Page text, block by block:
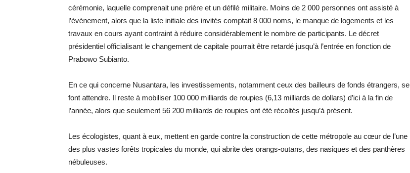
cérémonie, laquelle comprenait une prière et un défilé militaire. Moins de 2 000 personnes ont assisté à
l’événement, alors que la liste initiale des invités comptait 8 000 noms, le manque de logements et les
travaux en cours ayant contraint à réduire considérablement le nombre de participants. Le décret
présidentiel officialisant le changement de capitale pourrait être retardé jusqu’à l’entrée en fonction de
Prabowo Subianto.
En ce qui concerne Nusantara, les investissements, notamment ceux des bailleurs de fonds étrangers, se
font attendre. Il reste à mobiliser 100 000 milliards de roupies (6,13 milliards de dollars) d’ici à la fin de
l’année, alors que seulement 56 200 milliards de roupies ont été récoltés jusqu’à présent.
Les écologistes, quant à eux, mettent en garde contre la construction de cette métropole au cœur de l’une
des plus vastes forêts tropicales du monde, qui abrite des orangs-outans, des nasiques et des panthères
nébuleuses.